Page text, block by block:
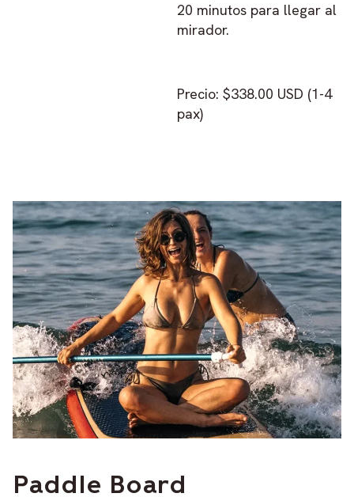
20 minutos para llegar al
mirador.
Precio: $338.00 USD (1-4
pax)
Paddle Board